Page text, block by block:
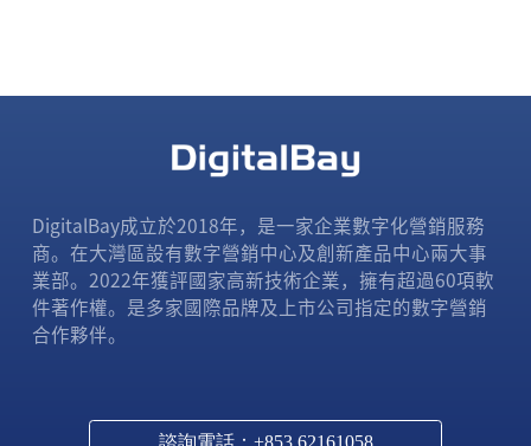
DigitalBay成立於2018年，是一家企業數字化營銷服務
商。在大灣區設有數字營銷中心及創新產品中心兩大事
業部。2022年獲評國家高新技術企業，擁有超過60項軟
件著作權。是多家國際品牌及上市公司指定的數字營銷
合作夥伴。
諮詢電話：+853 62161058